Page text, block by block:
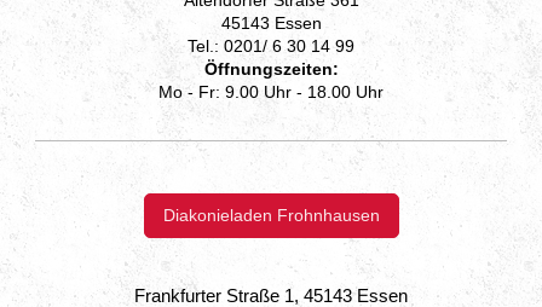
45143 Essen
Tel.: 0201/ 6 30 14 99
Öffnungszeiten:
Mo - Fr: 9.00 Uhr - 18.00 Uhr
Diakonieladen Frohnhausen
Frankfurter Straße 1, 45143 Essen